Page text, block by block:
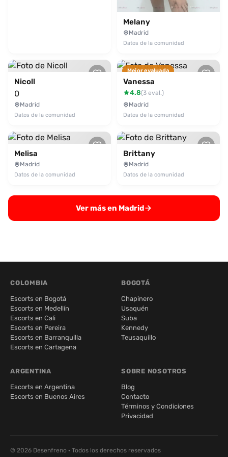
Melany
Madrid
Datos de la comunidad
Nicoll
0
Madrid
Datos de la comunidad
Mejor evaluada
Vanessa
4.8(3 eval.)
Madrid
Datos de la comunidad
Melisa
Madrid
Datos de la comunidad
Brittany
Madrid
Datos de la comunidad
Ver más en Madrid
COLOMBIA
Escorts en Bogotá
Escorts en Medellín
Escorts en Cali
Escorts en Pereira
Escorts en Barranquilla
Escorts en Cartagena
BOGOTÁ
Chapinero
Usaquén
Suba
Kennedy
Teusaquillo
ARGENTINA
Escorts en Argentina
Escorts en Buenos Aires
SOBRE NOSOTROS
Blog
Contacto
Términos y Condiciones
Privacidad
© 2026 Desenfreno · Todos los derechos reservados